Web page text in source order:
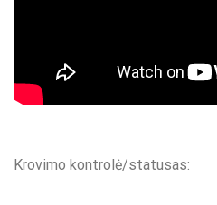
Krovimo kontrolė/statusas: